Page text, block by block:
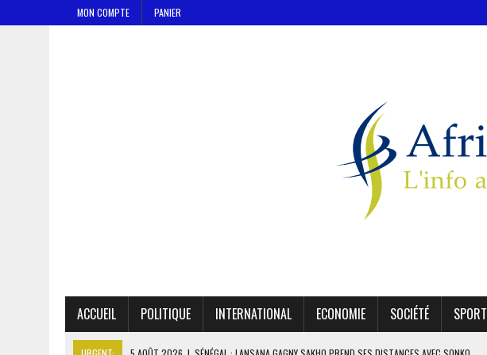
MON COMPTE PANIER
ACCUEIL POLITIQUE INTERNATIONAL ECONOMIE SOCIÉTÉ SPORT